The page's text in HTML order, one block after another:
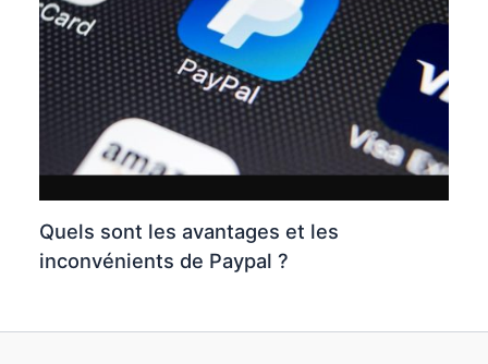
Quels sont les avantages et les
inconvénients de Paypal ?